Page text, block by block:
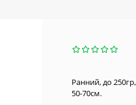
​Ранний, до
50-70см.